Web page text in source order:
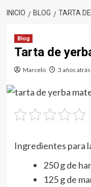
INICIO BLOG TARTA
Blog
Tarta de
Marcelo 3 años atrás
Ingredientes para
250 g de
125 g de